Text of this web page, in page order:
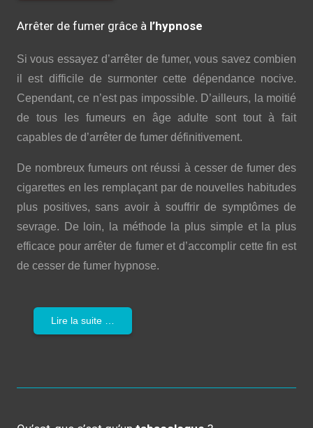
Arrêter de fumer grâce à l’hypnose
Si vous essayez d’arrêter de fumer, vous savez combien
il est difficile de surmonter cette dépendance nocive.
Cependant, ce n’est pas impossible. D’ailleurs, la moitié
de tous les fumeurs en âge adulte sont tout à fait
capables de d’arrêter de fumer définitivement.
De nombreux fumeurs ont réussi à cesser de fumer des
cigarettes en les remplaçant par de nouvelles habitudes
plus positives, sans avoir à souffrir de symptômes de
sevrage. De loin, la méthode la plus simple et la plus
efficace pour arrêter de fumer et d’accomplir cette fin est
de cesser de fumer hypnose.
Lire la suite …